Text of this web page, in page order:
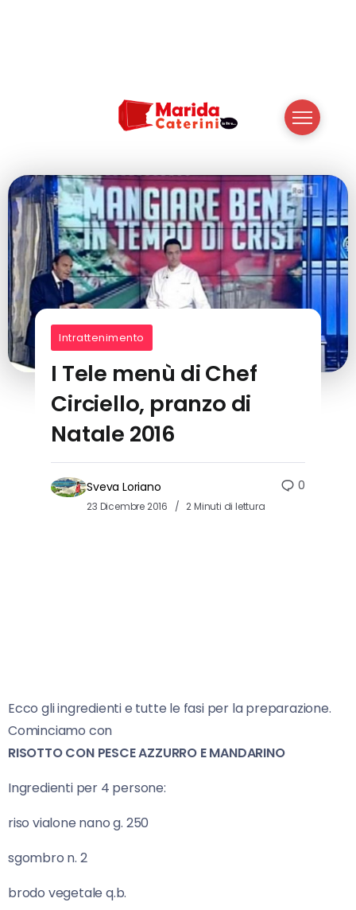
Intrattenimento
I Tele menù di Chef
Circiello, pranzo di
Natale 2016
Sveva Loriano
23 Dicembre 2016 2 Minuti di lettura
0
Ecco gli ingredienti e tutte le fasi per la preparazione.
Cominciamo con
RISOTTO CON PESCE AZZURRO E MANDARINO
Ingredienti per 4 persone:
riso vialone nano g. 250
sgombro n. 2
brodo vegetale q.b.